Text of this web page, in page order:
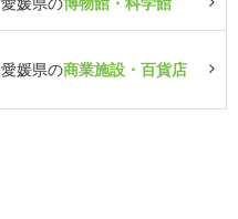
愛媛県の商業施設・百貨店